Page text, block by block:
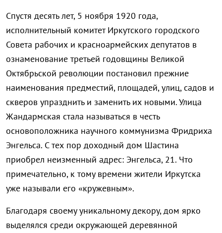
Спустя десять лет, 5 ноября 1920 года,
исполнительный комитет Иркутского городского
Совета рабочих и красноармейских депутатов в
ознаменование третьей годовщины Великой
Октябрьской революции постановил прежние
наименования предместий, площадей, улиц, садов и
скверов упразднить и заменить их новыми. Улица
Жандармская стала называться в честь
основоположника научного коммунизма Фридриха
Энгельса. С тех пор доходный дом Шастина
приобрел неизменный адрес: Энгельса, 21. Что
примечательно, к тому времени жители Иркутска
уже называли его «кружевным».
Благодаря своему уникальному декору, дом ярко
выделялся среди окружающей деревянной